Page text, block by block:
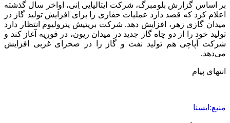
بر اساس گزارش بلومبرگ، شرکت ایتالیایی اِنی، اواخر سال گذشته
اعلام کرد که قصد دارد عملیات حفاری را برای افزایش تولید گاز در
میدان گازی زهر، افزایش دهد. شرکت بریتیش پترولیوم انتظار دارد
تولید خود را از دو چاه گاز جدید در میدان ریون، در فوریه آغاز کند و
شرکت آپاچی هم تولید نفت و گاز را در صحرای غربی افزایش
می‌دهد.
انتهای پیام
منبع:ایسنا